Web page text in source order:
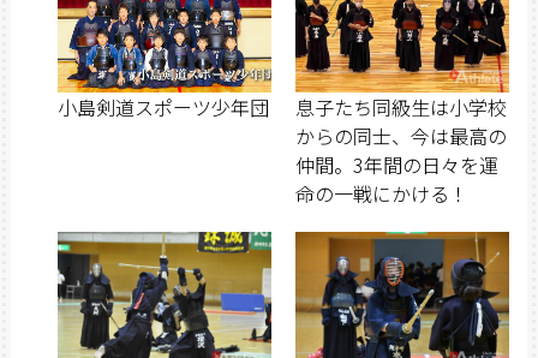
小島剣道スポーツ少年団
息子たち同級生は小学校
からの同士、今は最高の
仲間。3年間の日々を運
命の一戦にかける！